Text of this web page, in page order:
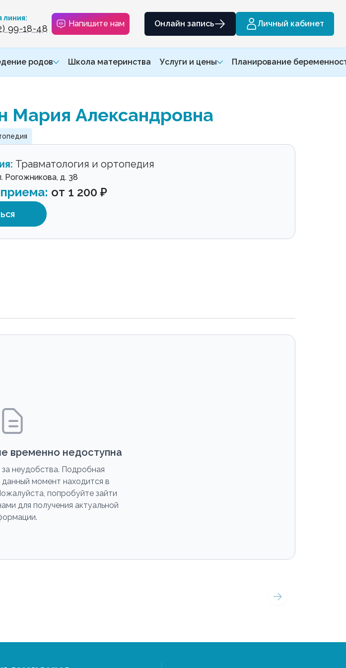
линия:
99-18-48 Напишите нам Онлайн запись Личный кабинет
родов Школа материнства Услуги и цены Планирование
Мария Александровна
Травматология и ортопедия
Рогожникова, д. 38
от 1 200 ₽
временно недоступна
неудобства. Подробная
момент находится в
попробуйте зайти
для получения актуальной